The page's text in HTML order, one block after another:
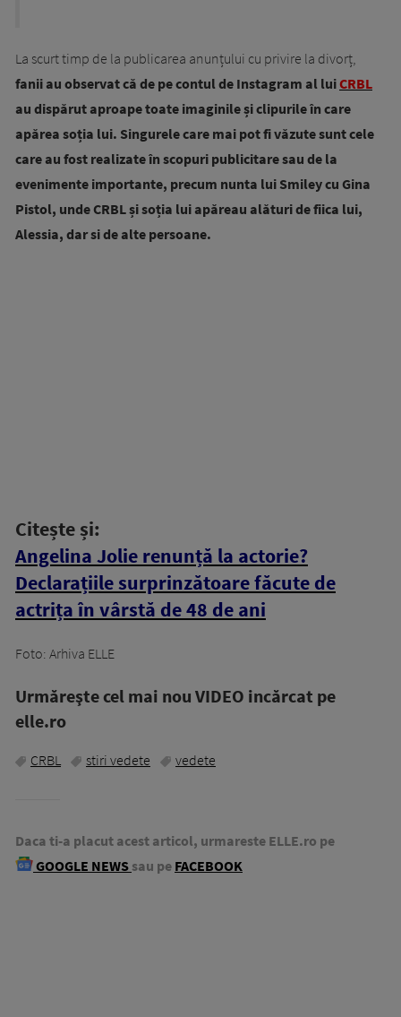
La scurt timp de la publicarea anunțului cu privire la divorț,
fanii au observat că de pe contul de Instagram al luiCRBL
au dispărut aproape toate imaginile și clipurile în care
apărea soția lui. Singurele care mai pot fi văzute sunt cele
care au fost realizate în scopuri publicitare sau de la
evenimente importante, precum nunta lui Smiley cu Gina
Pistol, unde CRBL și soția lui apăreau alături de fiica lui,
Alessia, dar si de alte persoane.
Citește și:
Angelina Jolie renunță la actorie?
Declarațiile surprinzătoare făcute de
actrița în vârstă de 48 de ani
Foto: Arhiva ELLE
Urmăreşte cel mai nou VIDEO incărcat pe
elle.ro
CRBL stiri vedete vedete
Daca ti-a placut acest articol, urmareste ELLE.ro pe
GOOGLE NEWS sau pe FACEBOOK